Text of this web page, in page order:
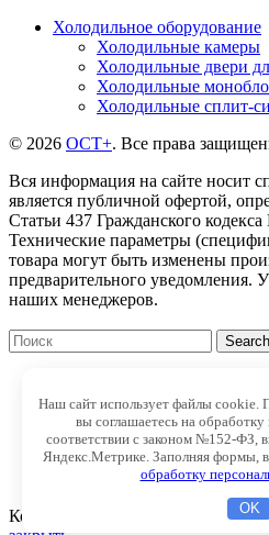
Холодильное оборудование
Холодильные камеры
Холодильные двери
Холодильные
Холодильные сплит-
© 2026 ОСТ+. Все права
Вся информация на сайте носит
является публичной офертой,
Статьи 437 Гражданского
Технические параметры
товара могут быть изменены
предварительного уведомления.
наших менеджеров.
Search
Каталог
Блог
О компании
Доставка и оплата
Корзина
Наш сайт использует файлы cookie.
вы соглашаетесь на
соответствии с законом №152-ФЗ,
Яндекс.Метрике. Заполняя формы,
обработку
OK